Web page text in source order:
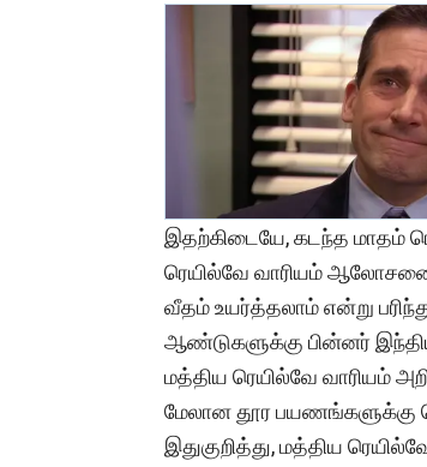
இதற்கிடையே, கடந்த மாதம்
ரெயில்வே வாரியம் ஆலோசனை
வீதம் உயர்த்தலாம் என்று
ஆண்டுகளுக்கு பின்னர்
மத்திய ரெயில்வே வாரியம்
மேலான தூர பயணங்களுக்கு
இதுகுறித்து, மத்திய